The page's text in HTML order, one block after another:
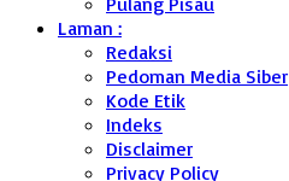
Laman :
Redaksi
Pedoman Media Siber
Kode Etik
Indeks
Disclaimer
Privacy Policy